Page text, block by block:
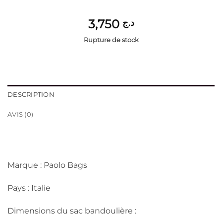
د.ج 3,750
Rupture de stock
DESCRIPTION
AVIS (0)
Marque : Paolo Bags
Pays : Italie
Dimensions du sac bandoulière :